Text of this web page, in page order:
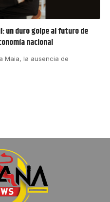
un duro golpe al futuro de
nacional
Maia, la ausencia de